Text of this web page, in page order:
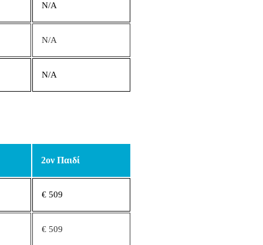
N/A
N/A
N/A
2ον Παιδί
€ 509
€ 509